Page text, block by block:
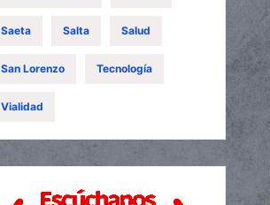
Saeta Salta Salud
San Lorenzo Tecnología
Vialidad